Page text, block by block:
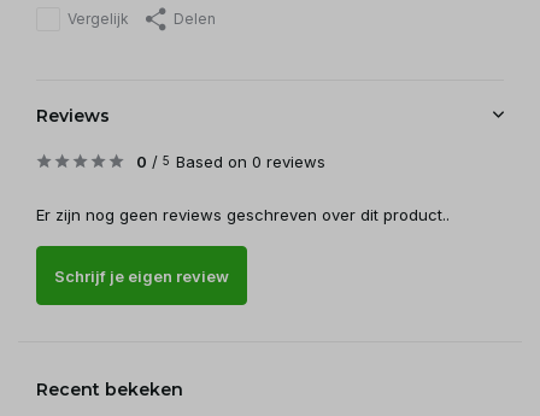
Vergelijk Delen
Reviews
0 / 5 Based on 0 reviews
Er zijn nog geen reviews geschreven over dit product..
Schrijf je eigen review
Recent bekeken